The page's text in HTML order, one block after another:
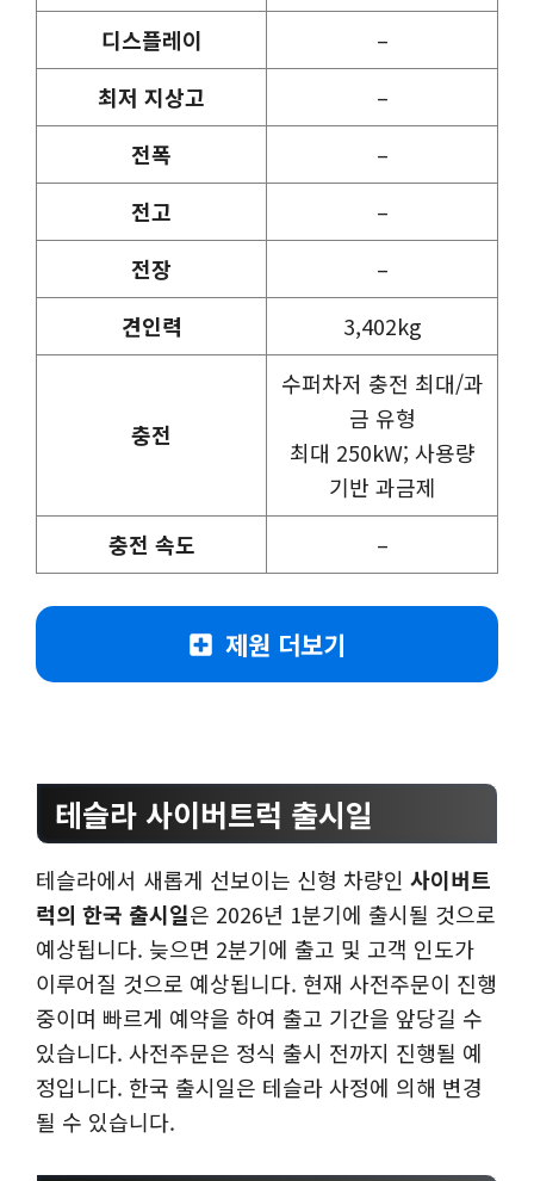
디스플레이
–
최저 지상고
–
전폭
–
전고
–
전장
–
견인력
3,402kg
충전
수퍼차저 충전 최대/과
금 유형
최대 250kW; 사용량
기반 과금제
충전 속도
–
제원 더보기
테슬라 사이버트럭 출시일
테슬라에서 새롭게 선보이는 신형 차량인 사이버트
럭의 한국 출시일은 2026년 1분기에 출시될 것으로
예상됩니다. 늦으면 2분기에 출고 및 고객 인도가
이루어질 것으로 예상됩니다. 현재 사전주문이 진행
중이며 빠르게 예약을 하여 출고 기간을 앞당길 수
있습니다. 사전주문은 정식 출시 전까지 진행될 예
정입니다. 한국 출시일은 테슬라 사정에 의해 변경
될 수 있습니다.